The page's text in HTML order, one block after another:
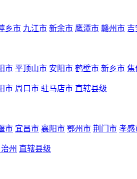
乡市 九江市 新余市 鹰潭市 赣州市 吉
市 平顶山市 安阳市 鹤壁市 新乡市 焦
市 周口市 驻马店市 直辖县级
市 宜昌市 襄阳市 鄂州市 荆门市 孝感
州 直辖县级